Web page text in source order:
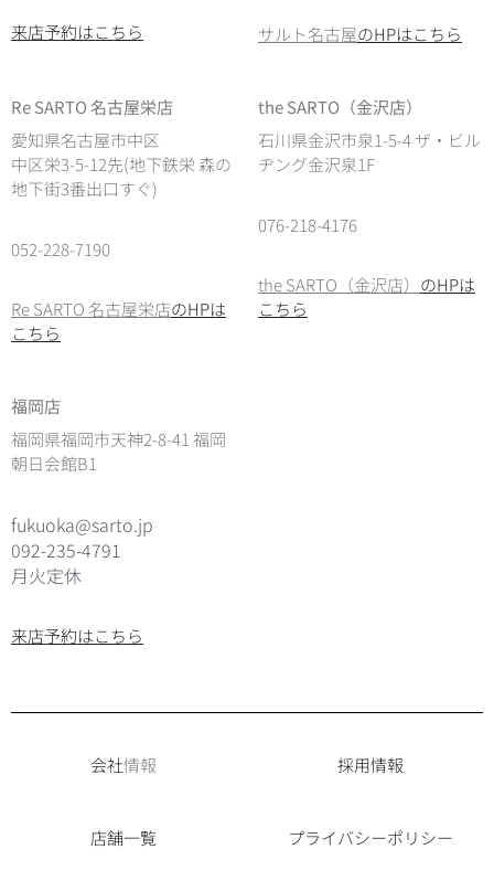
来店予約はこちら サルト名古屋のHPはこちら
Re SARTO 名古屋栄店
愛知県名古屋市中区
中区栄3-5-12先(地下鉄栄 森の
地下街3番出口すぐ)
052-228-7190
Re SARTO 名古屋栄店のHPは
こちら
the SARTO（金沢店）
石川県金沢市泉1-5-4 ザ・ビル
ヂング金沢泉1F
076-218-4176
the SARTO（金沢店） のHPは
こちら
福岡店
福岡県福岡市天神2-8-41 福岡
朝日会館B1
fukuoka@sarto.jp
092-235-4791
月火定休
来店予約はこちら
会社情報 採用情報
店舗一覧 プライバシーポリシー